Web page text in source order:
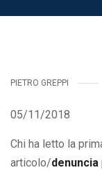
PIETRO GREPPI
05/11/2018
Chi ha letto la
articolo/denuncia